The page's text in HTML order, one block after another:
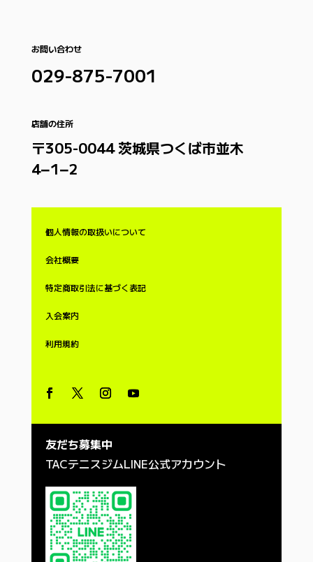
お問い合わせ
029-875-7001
店舗の住所
〒305-0044 茨城県つくば市並木
4−1−2
個人情報の取扱いについて
会社概要
特定商取引法に基づく表記
入会案内
利用規約
友だち募集中
TACテニスジムLINE公式アカウント